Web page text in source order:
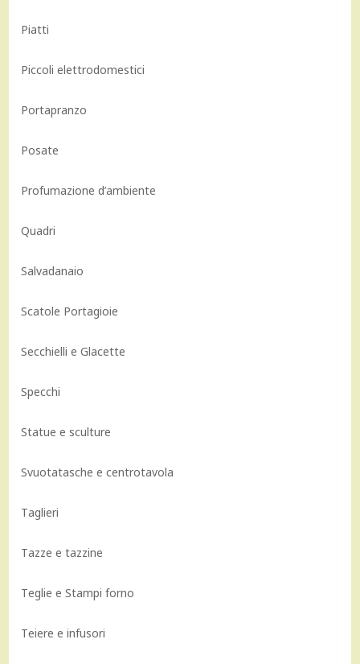
Piatti
Piccoli elettrodomestici
Portapranzo
Posate
Profumazione d’ambiente
Quadri
Salvadanaio
Scatole Portagioie
Secchielli e Glacette
Specchi
Statue e sculture
Svuotatasche e centrotavola
Taglieri
Tazze e tazzine
Teglie e Stampi forno
Teiere e infusori